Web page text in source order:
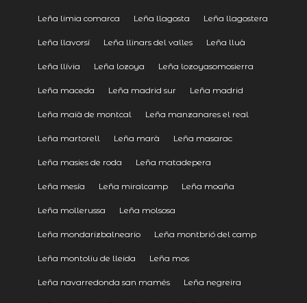
Leña limia comarca Leña llagosta Leña llagostera
Leña llavorsí Leña llinars del valles Leña lluà
Leña llívia Leña lozoya Leña lozoyasomosierra
Leña maceda Leña madrid sur Leña madrid
Leña maià de montcal Leña manzanares el real
Leña martorell Leña marà Leña masarac
Leña masies de roda Leña matadepera
Leña mesía Leña miralcamp Leña moaña
Leña mollerussa Leña molsosa
Leña mondarizbalneario Leña montbrió del camp
Leña montoliu de lleida Leña mos
Leña navarredonda san mamés Leña negreira